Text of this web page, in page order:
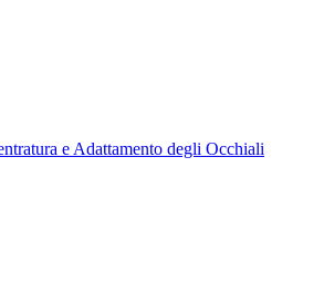
e Adattamento degli Occhiali